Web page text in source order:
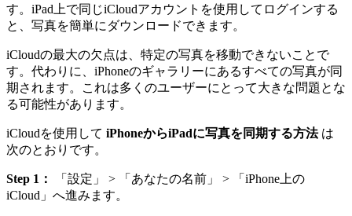
す。iPad上で同じiCloudアカウントを使用してログインする
と、写真を簡単にダウンロードできます。
iCloudの最大の欠点は、特定の写真を移動できないことで
す。代わりに、iPhoneのギャラリーにあるすべての写真が同
期されます。これは多くのユーザーにとって大きな問題とな
る可能性があります。
iCloudを使用して iPhoneからiPadに写真を同期する方法 は
次のとおりです。
Step 1：
「設定」 > 「あなたの名前」 > 「iPhone上の
iCloud」へ進みます。